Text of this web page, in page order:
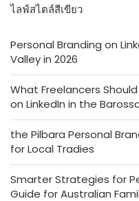
ไลฟ์สไตล์สีเขียว
Personal Branding on
Valley in 2026
What Freelancers
on LinkedIn in the
the Pilbara Personal
for Local Tradies
Smarter Strategies for
Guide for Australian